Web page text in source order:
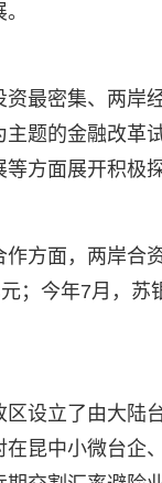
资最密集、两岸
主题的金融改革
方面展开积极探
作方面，两岸合
；今年7月，
区设立了由大陆
昆中小微台企